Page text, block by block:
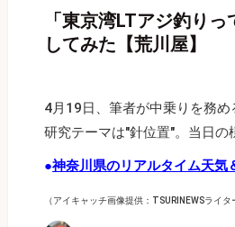
「東京湾LTアジ釣り
してみた【荒川屋】
4月19日、筆者が中乗りを務め
研究テーマは"針位置"。当日の
●神奈川県のリアルタイム天気
（アイキャッチ画像提供：TSURINEWSライタ